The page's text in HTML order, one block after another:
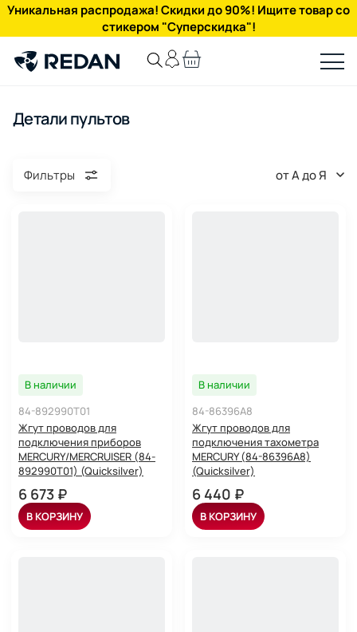
Уникальная распродажа! Скидки до 90%! Ищите товар со
стикером "Суперскидка"!
Детали пультов
Фильтры от А до Я
В наличии
84-892990T01
Жгут проводов для
подключения приборов
MERCURY/MERCRUISER (84-
892990T01) (Quicksilver)
6 673 ₽
В КОРЗИНУ
В наличии
84-86396A8
Жгут проводов для
подключения тахометра
MERCURY (84-86396A8)
(Quicksilver)
6 440 ₽
В КОРЗИНУ